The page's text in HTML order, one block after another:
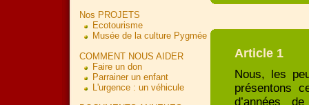
Nos PROJETS
Ecotourisme
Musée de la culture Pygmée
COMMENT NOUS AIDER
Faire un don
Parrainer un enfant
L'urgence : un véhicule
Article 1
Nous, les
présentons
d’années